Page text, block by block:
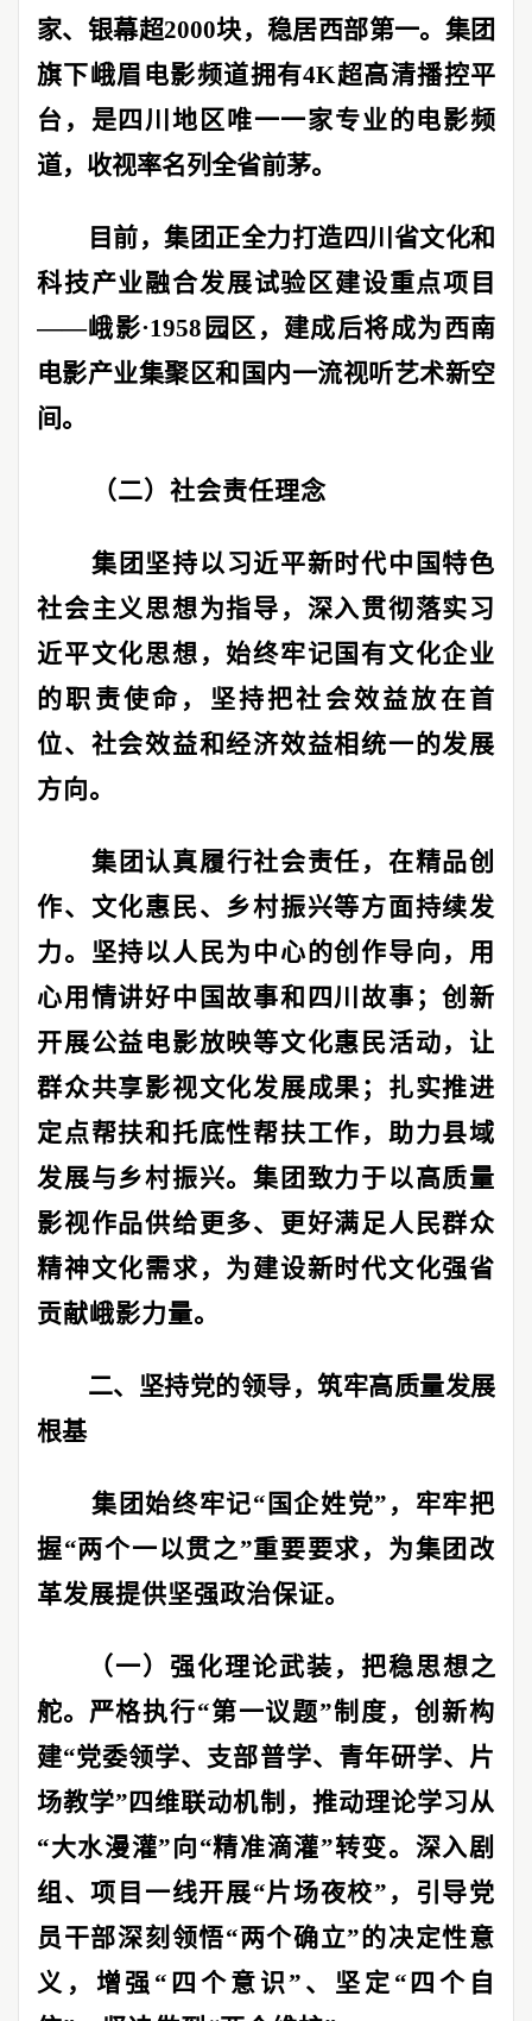
家、银幕超2000块，稳居西部第一。集团
旗下峨眉电影频道拥有4K超高清播控平
台，是四川地区唯一一家专业的电影频
道，收视率名列全省前茅。
目前，集团正全力打造四川省文化和
科技产业融合发展试验区建设重点项目
——峨影·1958 园区，建成后将成为西南
电影产业集聚区和国内一流视听艺术新空
间。
（二）社会责任理念
集团坚持以习近平新时代中国特色
社会主义思想为指导，深入贯彻落实习
近平文化思想，始终牢记国有文化企业
的职责使命，坚持把社会效益放在首
位、社会效益和经济效益相统一的发展
方向。
集团认真履行社会责任，在精品创
作、文化惠民、乡村振兴等方面持续发
力。坚持以人民为中心的创作导向，用
心用情讲好中国故事和四川故事；创新
开展公益电影放映等文化惠民活动，让
群众共享影视文化发展成果；扎实推进
定点帮扶和托底性帮扶工作，助力县域
发展与乡村振兴。集团致力于以高质量
影视作品供给更多、更好满足人民群众
精神文化需求，为建设新时代文化强省
贡献峨影力量。
二、坚持党的领导，筑牢高质量发展
根基
集团始终牢记“ 国企姓党” ，牢牢把
握“两个一以贯之”重要要求，为集团改
革发展提供坚强政治保证。
（一）强化理论武装，把稳思想之
舵。 严格执行“第一议题”制度，创新构
建“党委领学、支部普学、青年研学、片
场教学” 四维联动机制，推动理论学习从
“大水漫灌”向“精准滴灌”转变。深入剧
组、项目一线开展“片场夜校” ，引导党
员干部深刻领悟“两个确立”的决定性意
义，增强 “ 四个意识” 、坚定“ 四个自